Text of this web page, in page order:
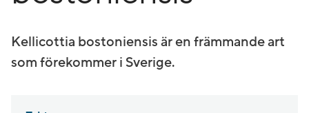
Kellicottia bostoniensis är en främmande art
som förekommer i Sverige.